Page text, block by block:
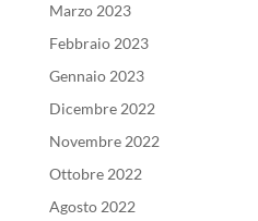
Marzo 2023
Febbraio 2023
Gennaio 2023
Dicembre 2022
Novembre 2022
Ottobre 2022
Agosto 2022